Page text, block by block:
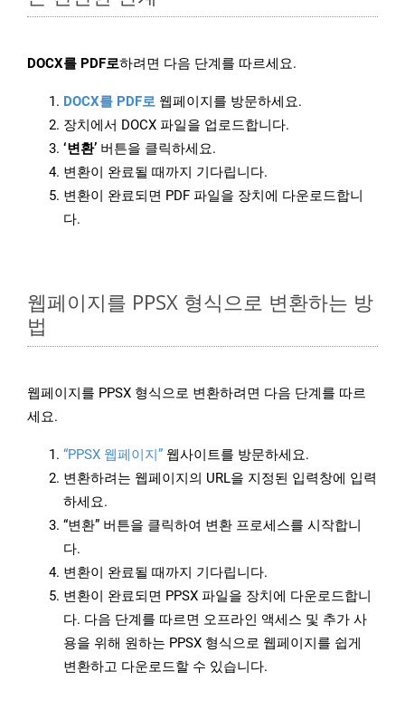
DOCX를 PDF로하려면 다음 단계를 따르세요.
DOCX를 PDF로 웹페이지를 방문하세요.
장치에서 DOCX 파일을 업로드합니다.
‘변환’ 버튼을 클릭하세요.
변환이 완료될 때까지 기다립니다.
변환이 완료되면 PDF 파일을 장치에 다운로드합니
다.
웹페이지를 PPSX 형식으로 변환하는 방
법
웹페이지를 PPSX 형식으로 변환하려면 다음 단계를 따르
세요.
“PPSX 웹페이지” 웹사이트를 방문하세요.
변환하려는 웹페이지의 URL을 지정된 입력창에 입력
하세요.
“변환” 버튼을 클릭하여 변환 프로세스를 시작합니
다.
변환이 완료될 때까지 기다립니다.
변환이 완료되면 PPSX 파일을 장치에 다운로드합니
다. 다음 단계를 따르면 오프라인 액세스 및 추가 사
용을 위해 원하는 PPSX 형식으로 웹페이지를 쉽게
변환하고 다운로드할 수 있습니다.